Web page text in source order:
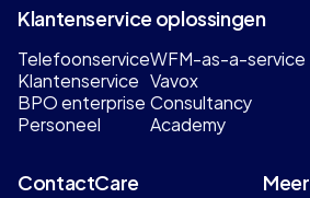
Klantenservice oplossingen
Telefoonservice
Klantenservice
BPO enterprise
Personeel
WFM-as-a-service
Vavox
Consultancy
Academy
Meer
ContactCare